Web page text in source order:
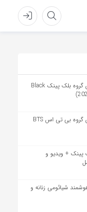
بیوگرافی اعضای گروه بلک پینک Black
بیوگرافی اعضای گروه بی تی اس BTS
+ ویدیو و
شیائومی زنانه و